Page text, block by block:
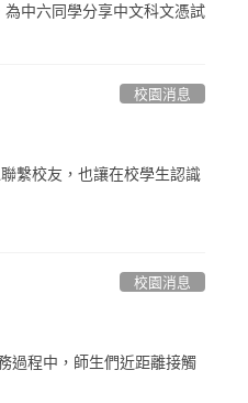
中六同學分享中文科文憑試
校園消息
繫校友，也讓在校學生認識
校園消息
過程中，師生們近距離接觸